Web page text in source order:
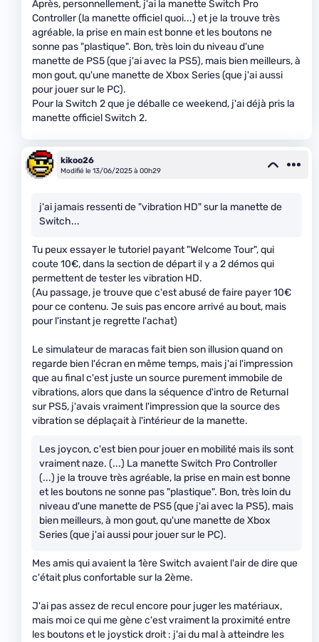
Après, personnellement, j'ai la manette Switch Pro
Controller (la manette officiel quoi...) et je la trouve très
agréable, la prise en main est bonne et les boutons ne
sonne pas "plastique". Bon, très loin du niveau d'une
manette de PS5 (que j'ai avec la PS5), mais bien meilleurs, à
mon gout, qu'une manette de Xbox Series (que j'ai aussi
pour jouer sur le PC).
Pour la Switch 2 que je déballe ce weekend, j'ai déjà pris la
manette officiel Switch 2.
kikoo26
Modifié le 13/06/2025 à 00h29
j'ai jamais ressenti de "vibration HD" sur la manette de
Switch...
Tu peux essayer le tutoriel payant "Welcome Tour", qui
coute 10€, dans la section de départ il y a 2 démos qui
permettent de tester les vibration HD.
(Au passage, je trouve que c'est abusé de faire payer 10€
pour ce contenu. Je suis pas encore arrivé au bout, mais
pour l'instant je regrette l'achat)
Le simulateur de maracas fait bien son illusion quand on
regarde bien l'écran en même temps, mais j'ai l'impression
que au final c'est juste un source purement immobile de
vibrations, alors que dans la séquence d'intro de Returnal
sur PS5, j'avais vraiment l'impression que la source des
vibration se déplaçait à l'intérieur de la manette.
Les joycon, c'est bien pour jouer en mobilité mais ils sont
vraiment naze. (...) La manette Switch Pro Controller
(...) je la trouve très agréable, la prise en main est bonne
et les boutons ne sonne pas "plastique". Bon, très loin du
niveau d'une manette de PS5 (que j'ai avec la PS5), mais
bien meilleurs, à mon gout, qu'une manette de Xbox
Series (que j'ai aussi pour jouer sur le PC).
Mes amis qui avaient la 1ère Switch avaient l'air de dire que
c'était plus confortable sur la 2ème.
J'ai pas assez de recul encore pour juger les matériaux,
mais moi ce qui me gène c'est vraiment la proximité entre
les boutons et le joystick droit : j'ai du mal à atteindre les